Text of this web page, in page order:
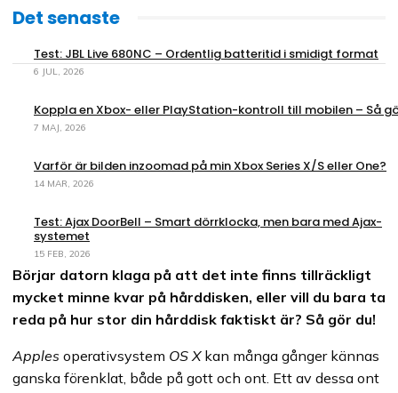
Det senaste
Test: JBL Live 680NC – Ordentlig batteritid i smidigt format
6 JUL, 2026
Koppla en Xbox- eller PlayStation-kontroll till mobilen – Så
7 MAJ, 2026
Varför är bilden inzoomad på min Xbox Series X/S eller One?
14 MAR, 2026
Test: Ajax DoorBell – Smart dörrklocka, men bara med Ajax-
systemet
15 FEB, 2026
Börjar datorn klaga på att det inte finns tillräckligt
mycket minne kvar på hårddisken, eller vill du bara ta
reda på hur stor din hårddisk faktiskt är? Så gör du!
Apples operativsystem OS Xkan många gånger kännas
ganska förenklat, både på gott och ont. Ett av dessa ont